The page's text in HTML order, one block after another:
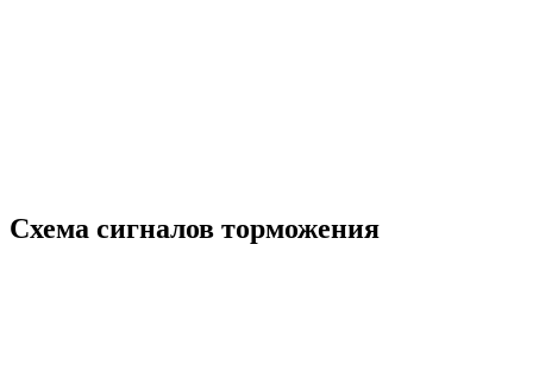
Схема сигналов торможения